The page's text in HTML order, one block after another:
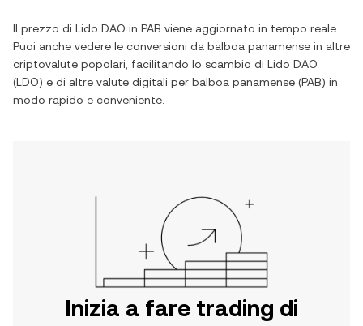
Il prezzo di Lido DAO in PAB viene aggiornato in tempo reale.
Puoi anche vedere le conversioni da balboa panamense in altre
criptovalute popolari, facilitando lo scambio di Lido DAO
(LDO) e di altre valute digitali per balboa panamense (PAB) in
modo rapido e conveniente.
Inizia a fare trading di